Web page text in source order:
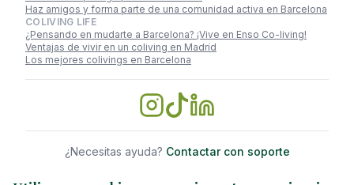
Haz amigos y forma parte de una comunidad activa en Barcelona
COLIVING LIFE
¿Pensando en mudarte a Barcelona? ¡Vive en Enso Co-living!
Ventajas de vivir en un coliving en Madrid
Los mejores colivings en Barcelona
¿Necesitas ayuda? Contactar con soporte